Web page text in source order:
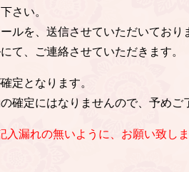
さい。
ルを、送信させていただいており
て、ご連絡させていただきます。
定となります。
確定にはなりませんので、予めご
漏れの無いように、お願い致しま